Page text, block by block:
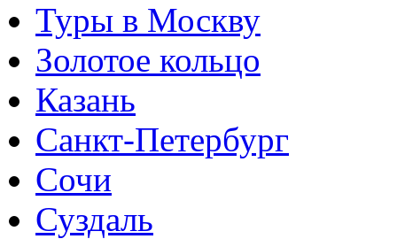
Туры в Москву
Золотое кольцо
Казань
Санкт-Петербург
Сочи
Суздаль